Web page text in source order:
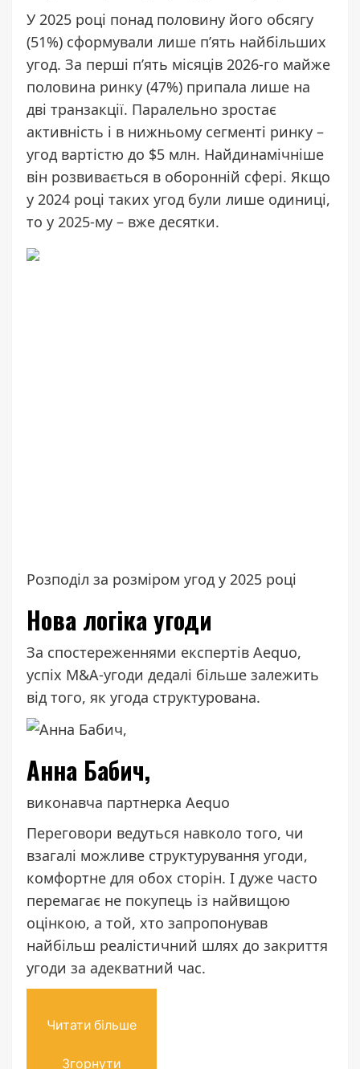
У 2025 році понад половину його обсягу
(51%) сформували лише пʼять найбільших
угод. За перші пʼять місяців 2026-го майже
половина ринку (47%) припала лише на
дві транзакції. Паралельно зростає
активність і в нижньому сегменті ринку –
угод вартістю до $5 млн. Найдинамічніше
він розвивається в оборонній сфері. Якщо
у 2024 році таких угод були лише одиниці,
то у 2025-му – вже десятки.
Розподіл за розміром угод у 2025 році
Нова логіка угоди
За спостереженнями експертів Aequo,
успіх M&A-угоди дедалі більше залежить
від того, як угода структурована.
Анна Бабич,
виконавча партнерка Aequo
Переговори ведуться навколо того, чи
взагалі можливе структурування угоди,
комфортне для обох сторін. І дуже часто
перемагає не покупець із найвищою
оцінкою, а той, хто запропонував
найбільш реалістичний шлях до закриття
угоди за адекватний час.
Читати більше
Згорнути